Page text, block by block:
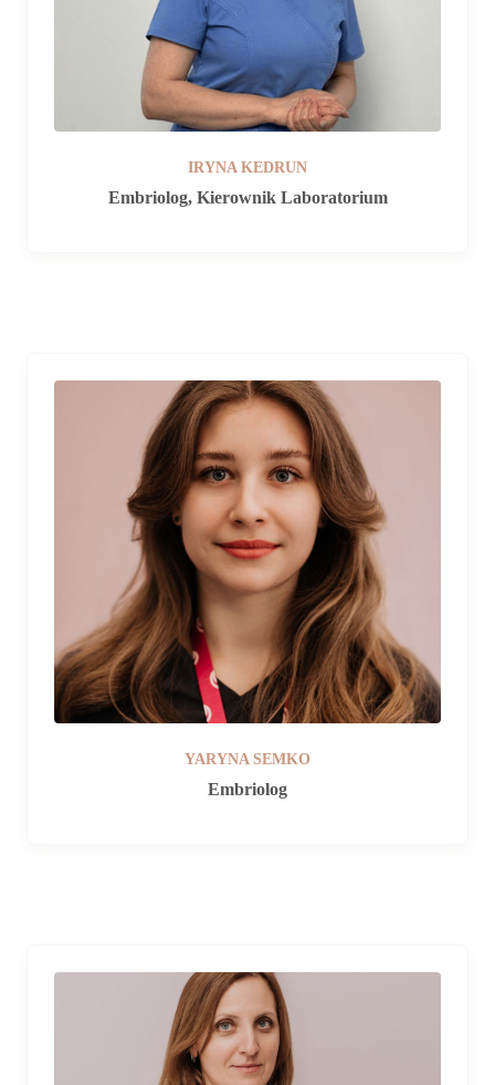
IRYNA KEDRUN
Embriolog, Kierownik Laboratorium
YARYNA SEMKO
Embriolog